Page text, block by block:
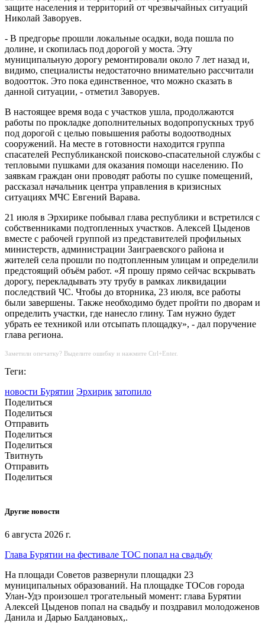
защите населения и территорий от чрезвычайных ситуаций
Николай Заворуев.
- В предгорье прошли локальные осадки, вода пошла по
долине, и скопилась под дорогой у моста. Эту
муниципальную дорогу ремонтировали около 7 лет назад и,
видимо, специалисты недостаточно внимательно рассчитали
водоотток. Это пока единственное, что можно сказать в
данной ситуации, - отметил Заворуев.
В настоящее время вода с участков ушла, продолжаются
работы по прокладке дополнительных водопропускных труб
под дорогой с целью повышения работы водоотводных
сооружений. На месте в готовности находится группа
спасателей Республиканской поисково-спасательной службы с
тепловыми пушками для оказания помощи населению. По
заявкам граждан они проводят работы по сушке помещений,
рассказал начальник центра управления в кризисных
ситуациях МЧС Евгений Варава.
21 июля в Эрхирике побывал глава республики и встретился с
собственниками подтопленных участков. Алексей Цыденов
вместе с рабочей группой из представителей профильных
министерств, администрации Заиграевского района и
жителей села прошли по подтопленным улицам и определили
предстоящий объём работ. «Я прошу прямо сейчас вскрывать
дорогу, перекладывать эту трубу в рамках ликвидации
последствий ЧС. Чтобы до вторника, 23 июля, все работы
были завершены. Также необходимо будет пройти по дворам и
определить участки, где нанесло глину. Там нужно будет
убрать ее техникой или отсыпать площадку», - дал поручение
глава региона.
Заметили опечатку? Выделите ошибку и нажмите Ctrl+Enter.
Теги:
новости Бурятии Эрхирик затопило
Поделиться
Поделиться
Отправить
Поделиться
Поделиться
Твитнуть
Отправить
Поделиться
Другие новости
6 августа 2026 г.
Глава Бурятии на фестивале ТОС попал на свадьбу
На площади Советов развернули площадки 23
муниципальных образований. На площадке ТОСов города
Улан-Удэ произошел трогательный момент: глава Бурятии
Алексей Цыденов попал на свадьбу и поздравил молодоженов
Данила и Дарью Балдановых,.